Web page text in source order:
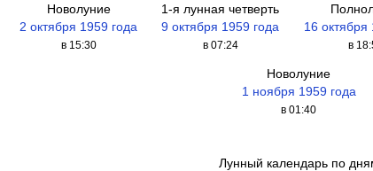
Новолуние
2 октября 1959 года
в 15:30
1-я лунная четверть
9 октября 1959 года
в 07:24
16 октября
в
Новолуние
1 ноября 1959 года
в 01:40
Лунный календарь по